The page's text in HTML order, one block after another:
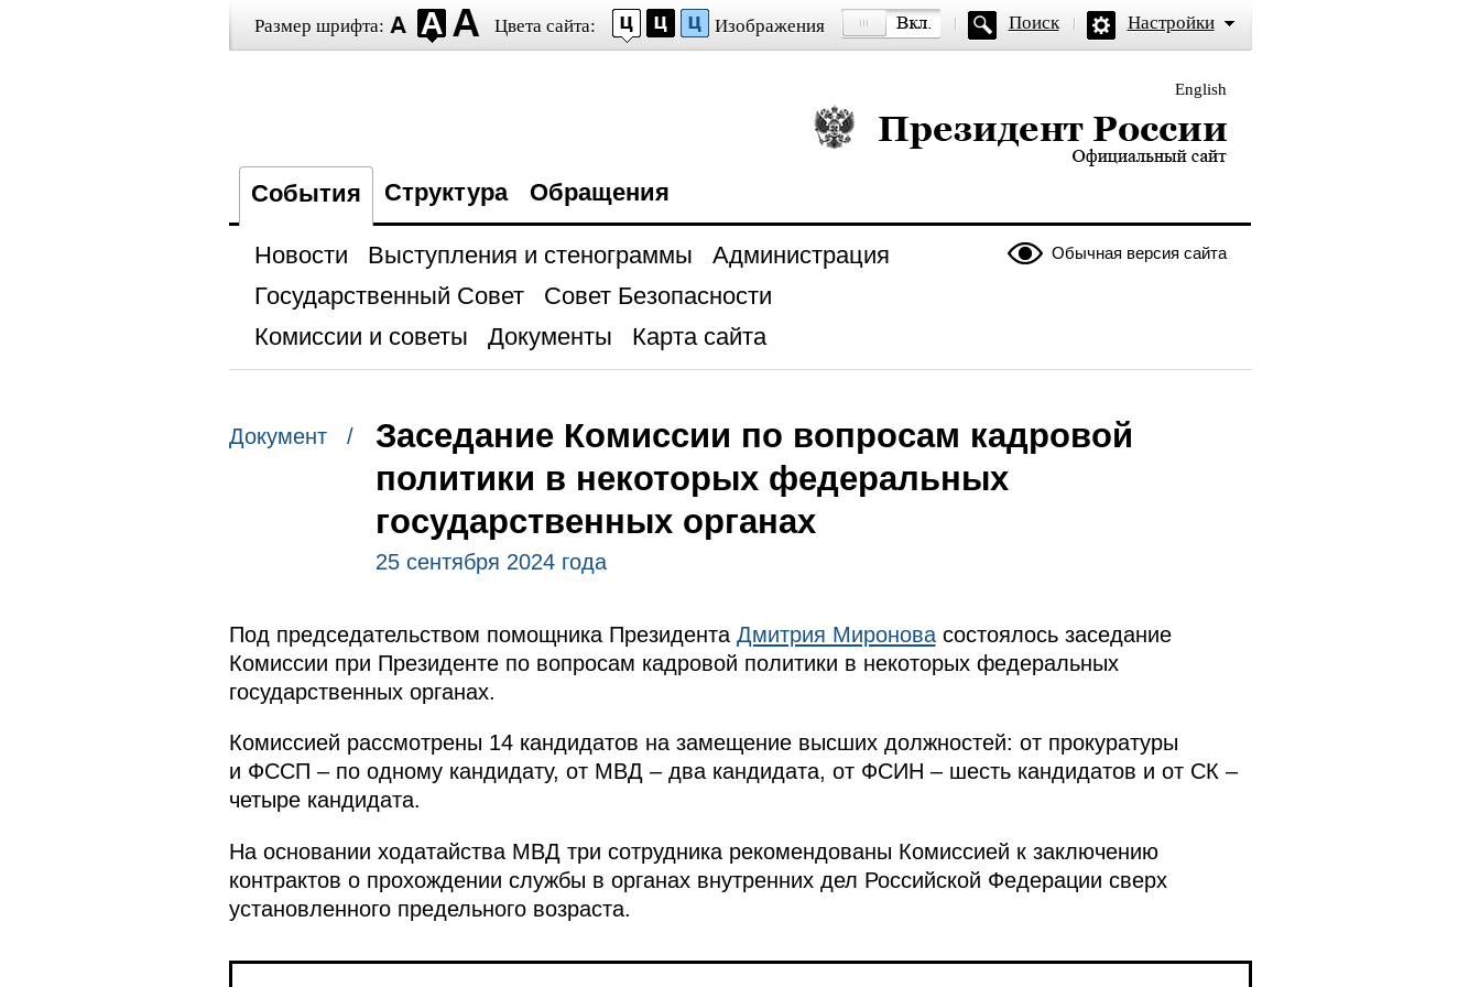
Размер шрифта: Цвета сайта: Изображения Поиск Настройки
English
Президент России — официальный сайт
События Структура Обращения
Обычная версия сайта
Новости Выступления и стенограммы
Администрация
Государственный Совет
Совет Безопасности
Комиссии и советы
Документы Карта сайта
Документ /
Заседание Комиссии по вопросам кадровой
политики в некоторых федеральных
государственных органах
25 сентября 2024 года
Под председательством помощника Президента Дмитрия Мироновасостоялось заседание
Комиссии при Президенте по вопросам кадровой политики в некоторых федеральных
государственных органах.
Комиссией рассмотрены 14 кандидатов на замещение высших должностей: от прокуратуры
и ФССП – по одному кандидату, от МВД – два кандидата, от ФСИН – шесть кандидатов и от СК –
четыре кандидата.
На основании ходатайства МВД три сотрудника рекомендованы Комиссией к заключению
контрактов о прохождении службы в органах внутренних дел Российской Федерации сверх
установленного предельного возраста.